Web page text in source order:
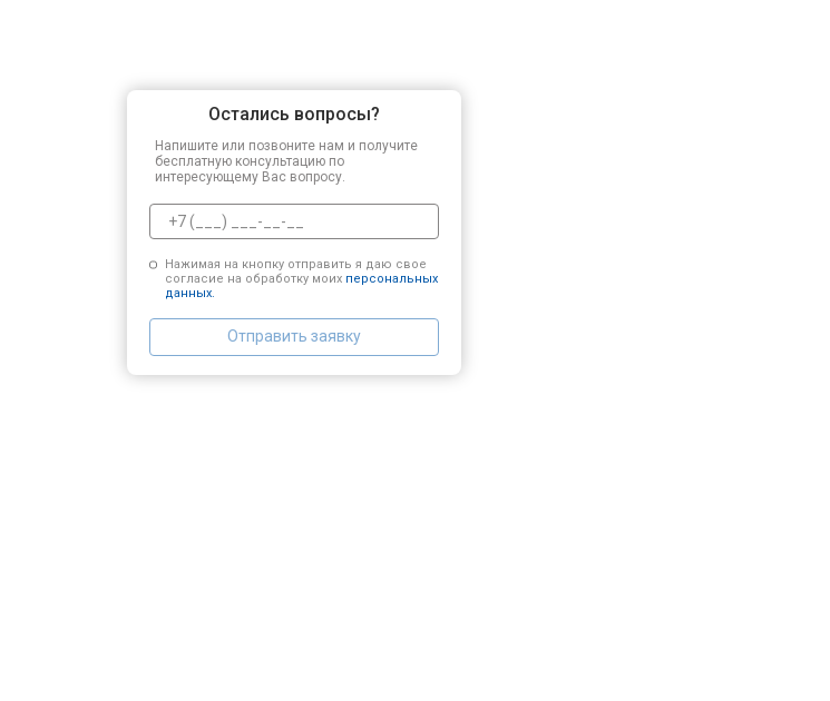
Остались вопросы?
Напишите или позвоните нам и получите
бесплатную консультацию по
интересующему Вас вопросу.
Нажимая на кнопку отправить я даю свое
согласие на обработку моих персональных
данных.
Отправить заявку